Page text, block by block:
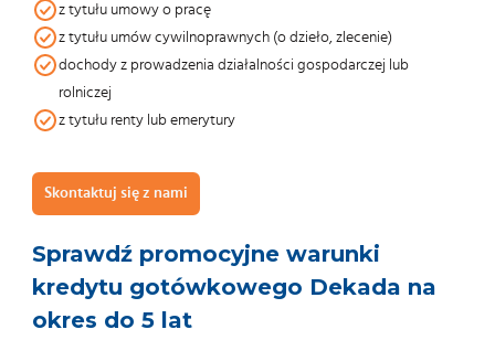
z tytułu umowy o pracę
z tytułu umów cywilnoprawnych (o dzieło, zlecenie)
dochody z prowadzenia działalności gospodarczej lub
rolniczej
z tytułu renty lub emerytury
Skontaktuj się z nami
Sprawdź promocyjne warunki
kredytu gotówkowego Dekada na
okres do 5 lat